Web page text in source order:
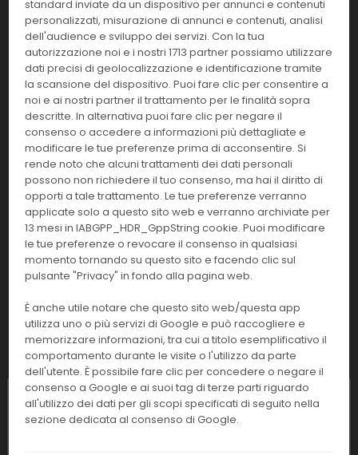
40 test
IMM
Effettua ilLOGINper acquistare.
317252 LIAISON XL Murex HBsAg
Confirmatory
Confezione:
40 test
Linea:
IMM
Effettua ilLOGINper acquistare.
115401 DxI Container Solid Waste
Confezione:
1 pz.
Linea:
IMM
Effettua ilLOGINper acquistare.
BP301A Procalcitonina QC Livello 1
Confezione:
Linea:
IMM
standard inviate da un dispositivo per annunci e contenuti
personalizzati, misurazione di annunci e contenuti, analisi
dell'audience e sviluppo dei servizi. Con la tua
autorizzazione noi e i nostri 1713 partner possiamo utilizzare
dati precisi di geolocalizzazione e identificazione tramite
la scansione del dispositivo. Puoi fare clic per consentire a
noi e ai nostri partner il trattamento per le finalità sopra
descritte. In alternativa puoi fare clic per negare il
consenso o accedere a informazioni più dettagliate e
modificare le tue preferenze prima di acconsentire. Si
rende noto che alcuni trattamenti dei dati personali
possono non richiedere il tuo consenso, ma hai il diritto di
opporti a tale trattamento. Le tue preferenze verranno
applicate solo a questo sito web e verranno archiviate per
13 mesi in IABGPP_HDR_GppString cookie. Puoi modificare
le tue preferenze o revocare il consenso in qualsiasi
momento tornando su questo sito e facendo clic sul
pulsante "Privacy" in fondo alla pagina web.
È anche utile notare che questo sito web/questa app
utilizza uno o più servizi di Google e può raccogliere e
memorizzare informazioni, tra cui a titolo esemplificativo il
comportamento durante le visite o l'utilizzo da parte
dell'utente. È possibile fare clic per concedere o negare il
consenso a Google e ai suoi tag di terze parti riguardo
all'utilizzo dei dati per gli scopi specificati di seguito nella
sezione dedicata al consenso di Google.
Chiusura estiva